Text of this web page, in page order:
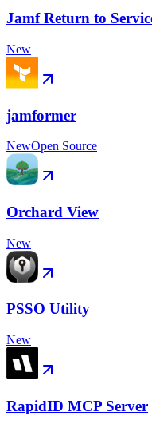
Jamf Return to
New
jamformer
NewOpen Source
Orchard View
New
PSSO Utility
New
RapidID MCP Server